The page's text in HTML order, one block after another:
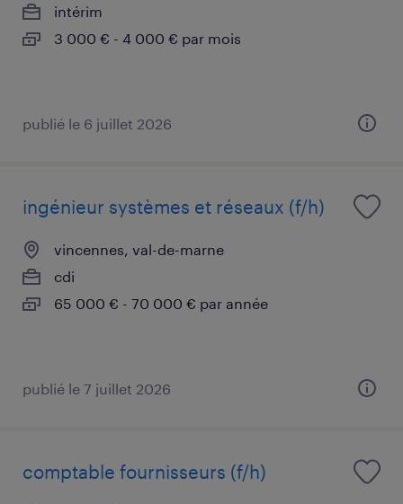
intérim
3 000 € - 4 000 € par mois
publié le 6 juillet 2026
ingénieur systèmes et réseaux (f/h)
vincennes, val-de-marne
cdi
65 000 € - 70 000 € par année
publié le 7 juillet 2026
comptable fournisseurs (f/h)